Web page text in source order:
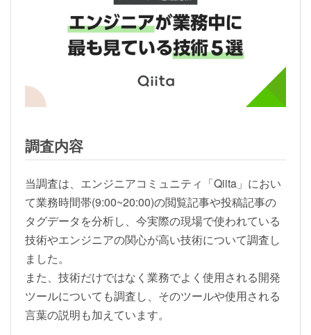
調査内容
当調査は、エンジニアコミュニティ「Qiita」におい
て業務時間帯(9:00~20:00)の閲覧記事や投稿記事の
タグデータを分析し、今実際の現場で使われている
技術やエンジニアの関心が高い技術について調査し
ました。
また、技術だけではなく業務でよく使用される開発
ツールについても調査し、そのツールや使用される
言葉の説明も加えています。